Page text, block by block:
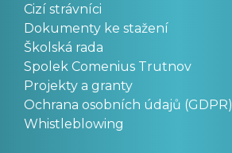
Cizí strávníci
Dokumenty ke stažení
Školská rada
Spolek Comenius Trutnov
Projekty a granty
Ochrana osobních údajů (GDPR)
Whistleblowing